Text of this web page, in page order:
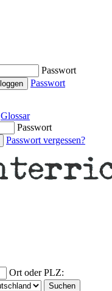
Passwort
Passwort
Glossar
Passwort
Passwort vergessen?
Ort oder PLZ: